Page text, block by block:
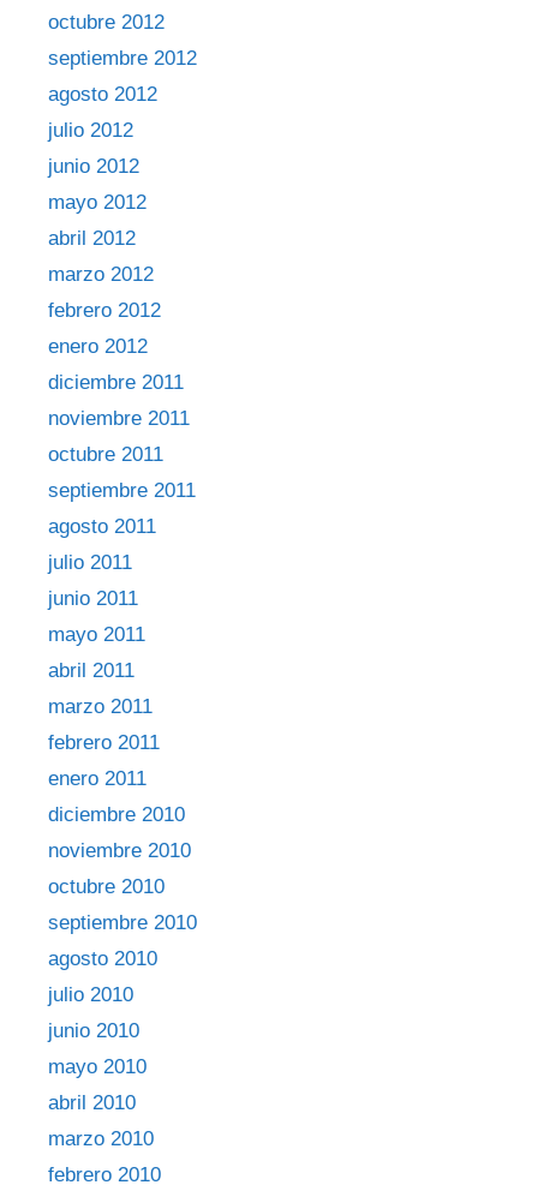
octubre 2012
septiembre 2012
agosto 2012
julio 2012
junio 2012
mayo 2012
abril 2012
marzo 2012
febrero 2012
enero 2012
diciembre 2011
noviembre 2011
octubre 2011
septiembre 2011
agosto 2011
julio 2011
junio 2011
mayo 2011
abril 2011
marzo 2011
febrero 2011
enero 2011
diciembre 2010
noviembre 2010
octubre 2010
septiembre 2010
agosto 2010
julio 2010
junio 2010
mayo 2010
abril 2010
marzo 2010
febrero 2010